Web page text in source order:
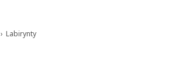
› Labirynty